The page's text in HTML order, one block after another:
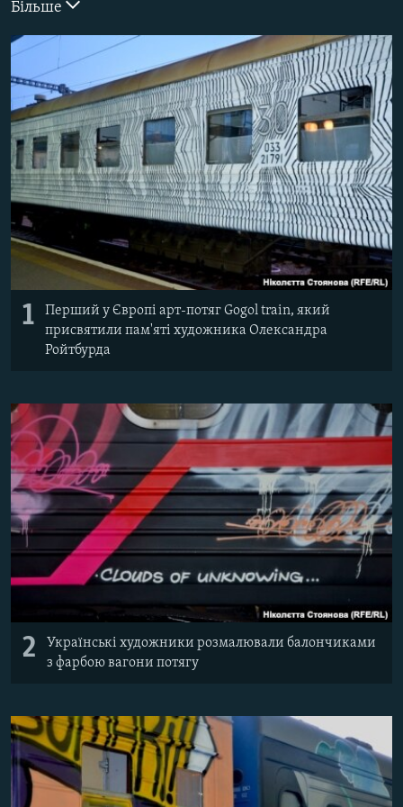
СВІДЧЕННЯ ОКУПАЦІЇ
УКРАЇНСЬКА ПРОБЛЕМА КРИМУ
ІНФОГРАФІКА
Русский
Qırımtatar
ДОЛУЧАЙСЯ!
Усі сайти RFE/RL
Більше
1
Перший у Європі арт-потяг Gogol train, який
присвятили пам'яті художника Олександра
Ройтбурда
2
Українські художники розмалювали балончиками
з фарбою вагони потягу